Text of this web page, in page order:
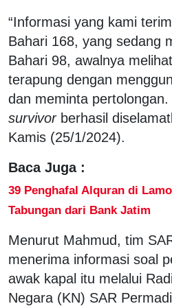
“Informasi yang kami
Bahari 168, yang sedang
Bahari 98, awalnya
terapung dengan
dan meminta
survivorberhasil
Kamis (25/1/2024).
Baca Juga :
39 Penghafal Alquran di
Tabungan dari Bank Jatim
Menurut Mahmud, tim
menerima informasi soal
awak kapal itu melalui
Negara (KN) SAR